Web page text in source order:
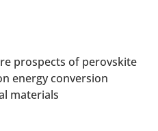
prospects of perovskite
energy conversion
materials